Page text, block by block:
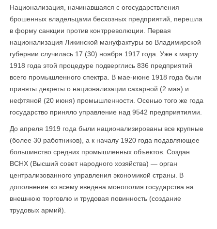
Национализация, начинавшаяся с огосударствления
брошенных владельцами бесхозных предприятий, перешла
в форму санкции против контрреволюции. Первая
национализация Ликинской мануфактуры во Владимирской
губернии случилась 17 (30) ноября 1917 года. Уже к марту
1918 года этой процедуре подверглись 836 предприятий
всего промышленного спектра. В мае-июне 1918 года были
приняты декреты о национализации сахарной (2 мая) и
нефтяной (20 июня) промышленности. Осенью того же года
государство приняло управление над 9542 предприятиями.
До апреля 1919 года были национализированы все крупные
(более 30 работников), а к началу 1920 года подавляющее
большинство средних промышленных объектов. Создан
ВСНХ (Высший совет народного хозяйства) — орган
централизованного управления экономикой страны. В
дополнение ко всему введена монополия государства на
внешнюю торговлю и трудовая повинность (создание
трудовых армий).